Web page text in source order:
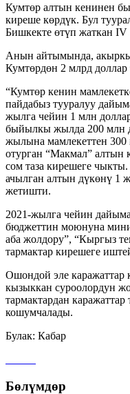
Кумтөр алтын кенинен
киреше көрдүк. Бул
Бишкекте өтүп жаткан
Анын айтымында,
Кумтөрдөн 2 млрд
“Кумтөр кенин
пайдабыз тууралуу
жылга чейин 1 млн
быйылкы жылда 200 млн
жылына мамлекеттен 300
отурган “Макмал” алтын
сом таза кирешеге
ачылган алтын дүкөнү 1
жетишти.
2021-жылга чейин
бюджеттин моюнуна
аба жолдору”, “Кыргыз
тармактар кирешеге
Ошондой эле каражаттар
кызыккан суроолордун
тармактардан
кошумчалады.
Булак: Кабар
Бөлүмдөр